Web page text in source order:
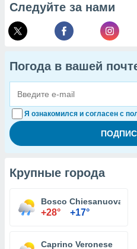
Следуйте за нами
Погода в вашей
Я ознакомился и согласен с
Крупные города
Bosco Chiesanuova
+28° +17°
Caprino Veronese